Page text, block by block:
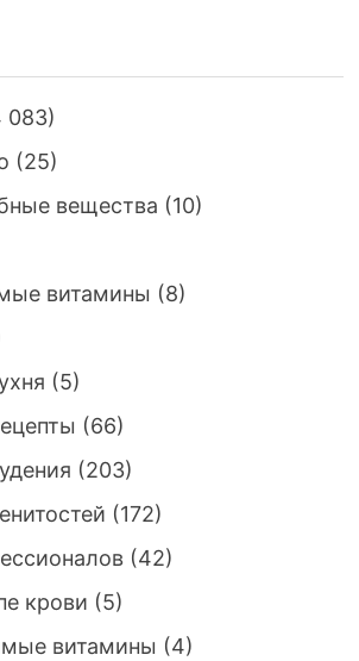
083)
(25)
вещества (10)
витамины (8)
(5)
(66)
(203)
(172)
(42)
крови (5)
витамины (4)